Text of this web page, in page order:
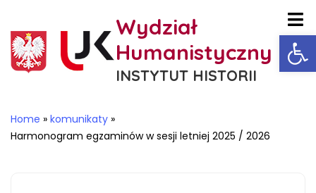
Wydział
Humanistyczny
INSTYTUT HISTORII
Home » komunikaty »
Harmonogram egzaminów w sesji letniej 2025 / 2026